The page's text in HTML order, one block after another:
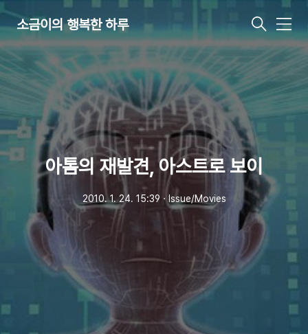
소금이의 행복한 하루
메
뉴
아톰의 재발견, 아스트로 보이
2010. 1. 24. 15:39 ㆍ Issue/Movies